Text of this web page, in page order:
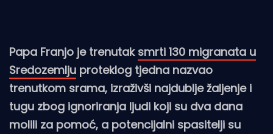
Papa Franjo je trenutak smrti 130 migranata u
Sredozemlju proteklog tjedna nazvao
trenutkom srama, izraživši najdublje žaljenje i
tugu zbog ignoriranja ljudi koji su dva dana
molili za pomoć, a potencijalni spasitelji su